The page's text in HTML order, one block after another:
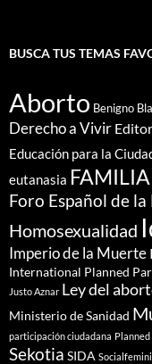
BUSCA TUS TEMAS
Aborto Benigno
Derecho a Vivir
Educación para la
eutanasia FAMILIA
Foro Español de
Homosexualidad
Imperio de la Muerte
International Planned
Justo Aznar Ley del
Ministerio de Sanidad
participación ciudadana
Sekotia SIDA